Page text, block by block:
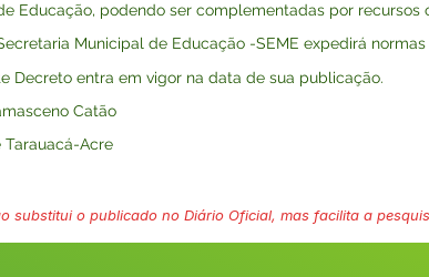
Educação, podendo ser complementadas por
Municipal de Educação -SEME expedirá
Decreto entra em vigor na data de sua publicação.
Catão
Tarauacá-Acre
substitui o publicado no Diário Oficial, mas facilita a